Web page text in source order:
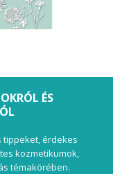
ÉS
tippeket, érdekes
kozmetikumok,
témakörében.